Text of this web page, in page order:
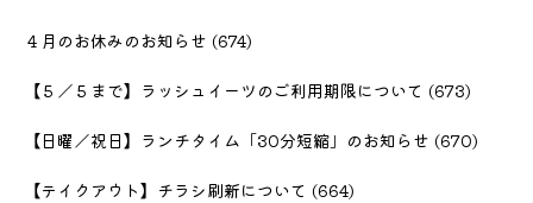
４月のお休みのお知らせ (674)
【５／５まで】ラッシュイーツのご利用期限について (673)
【日曜／祝日】ランチタイム「30分短縮」のお知らせ (670)
【テイクアウト】チラシ刷新について (664)